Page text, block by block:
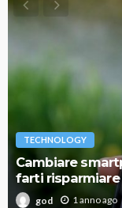
TECHNOLOGY
Cambiare
farti
god 1 anno ago